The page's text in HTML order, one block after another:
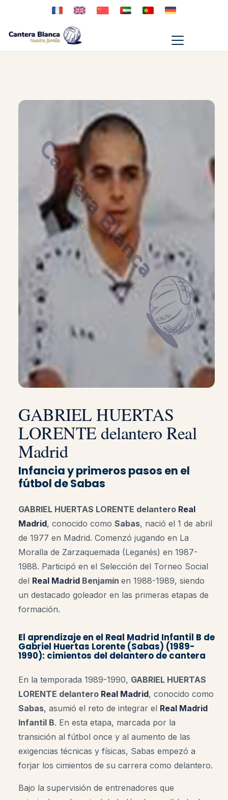
GABRIEL HUERTAS
LORENTE delantero Real
Madrid
Infancia y primeros pasos en el
fútbol de Sabas
GABRIEL HUERTAS LORENTE delantero Real
Madrid, conocido como Sabas, nació el 1 de abril
de 1977 en Madrid. Comenzó jugando en La
Moralla de Zarzaquemada (Leganés) en 1987-
1988. Participó en el Selección del Torneo Social
del Real Madrid Benjamín en 1988-1989, siendo
un destacado goleador en las primeras etapas de
formación.
El aprendizaje en el Real Madrid Infantil B de
Gabriel Huertas Lorente (Sabas) (1989-
1990): cimientos del delantero de cantera
En la temporada 1989-1990, GABRIEL HUERTAS
LORENTE delantero Real Madrid, conocido como
Sabas, asumió el reto de integrar el Real Madrid
Infantil B. En esta etapa, marcada por la
transición al fútbol once y al aumento de las
exigencias técnicas y físicas, Sabas empezó a
forjar los cimientos de su carrera como delantero.
Bajo la supervisión de entrenadores que